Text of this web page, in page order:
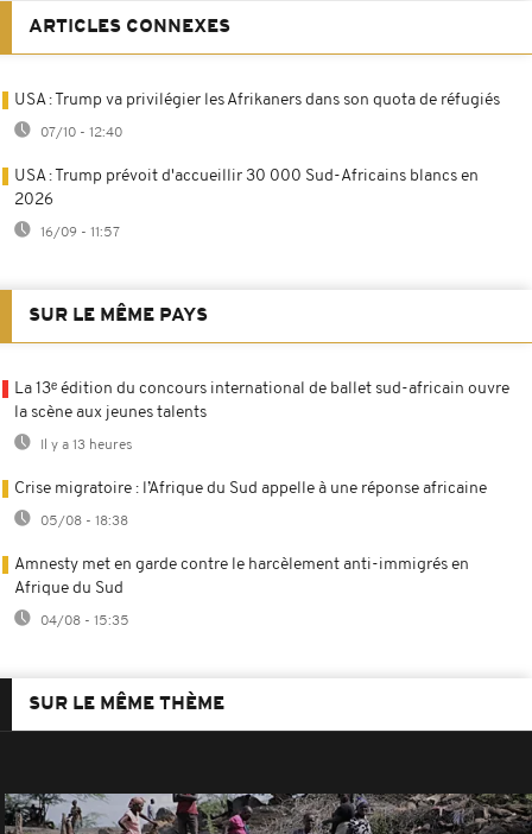
ARTICLES CONNEXES
USA : Trump va privilégier les Afrikaners dans son quota de réfugiés
07/10 - 12:40
USA : Trump prévoit d'accueillir 30 000 Sud-Africains blancs en
2026
16/09 - 11:57
SUR LE MÊME PAYS
La 13ᵉ édition du concours international de ballet sud-africain ouvre
la scène aux jeunes talents
Il y a 13 heures
Crise migratoire : l’Afrique du Sud appelle à une réponse africaine
05/08 - 18:38
Amnesty met en garde contre le harcèlement anti-immigrés en
Afrique du Sud
04/08 - 15:35
SUR LE MÊME THÈME